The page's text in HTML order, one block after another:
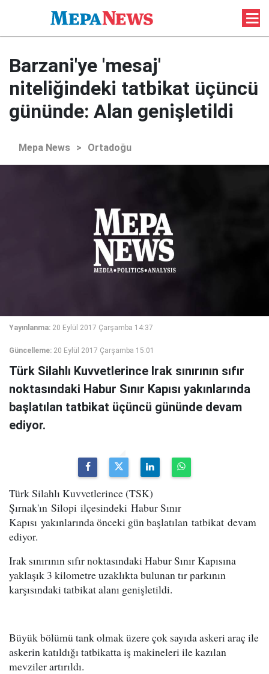
Barzani'ye 'mesaj'
niteliğindeki tatbikat üçüncü
gününde: Alan genişletildi
Mepa News > Ortadoğu
Yayınlanma: 20 Eylül 2017 Çarşamba 14:37
Güncelleme: 20 Eylül 2017 Çarşamba 15:01
Türk Silahlı Kuvvetlerince Irak sınırının sıfır
noktasındaki Habur Sınır Kapısı yakınlarında
başlatılan tatbikat üçüncü gününde devam
ediyor.
Türk Silahlı Kuvvetlerince (TSK)
Şırnak'ın Silopi ilçesindeki Habur Sınır
Kapısı yakınlarında önceki gün başlatılan tatbikat devam
ediyor.
Irak sınırının sıfır noktasındaki Habur Sınır Kapısına
yaklaşık 3 kilometre uzaklıkta bulunan tır parkının
karşısındaki tatbikat alanı genişletildi.
Büyük bölümü tank olmak üzere çok sayıda askeri araç ile
askerin katıldığı tatbikatta iş makineleri ile kazılan
mevziler artırıldı.